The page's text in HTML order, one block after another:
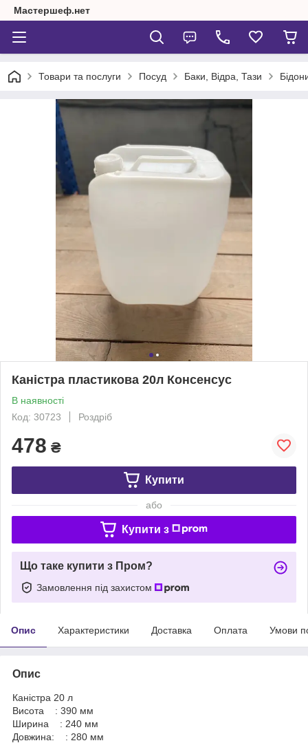
Мастершеф.нет
Товари та послуги Посуд Баки, Відра, Тази
Каністра пластикова 20л Консенсус
В наявності
Код: 30723
Роздріб
478 ₴
Купити
або
Купити з
Що таке купити з Пром?
Замовлення під захистом
Опис Характеристики Доставка Оплата Умови
Опис
Каністра 20 л
Висота : 390 мм
Ширина : 240 мм
Довжина: : 280 мм